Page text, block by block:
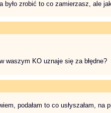
było zrobić to co zamierzasz, ale
waszym KO uznaje się za błędne?
podałam to co usłyszałam,